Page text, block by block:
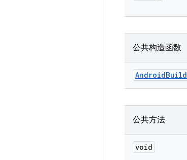
公共构造函数
AndroidBuild
公共方法
void